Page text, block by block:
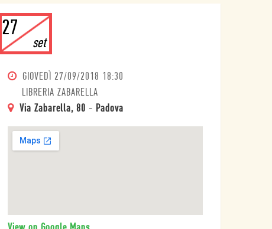
27
set
GIOVEDÌ 27/09/2018 18:30
LIBRERIA ZABARELLA
Via Zabarella, 80 - Padova